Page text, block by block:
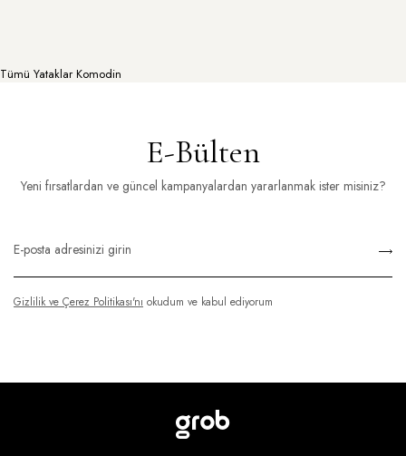
Tümü Yataklar Komodin
E-Bülten
Yeni fırsatlardan ve güncel kampanyalardan yararlanmak ister misiniz?
Gizlilik ve Çerez Politikası'nı okudum ve kabul ediyorum